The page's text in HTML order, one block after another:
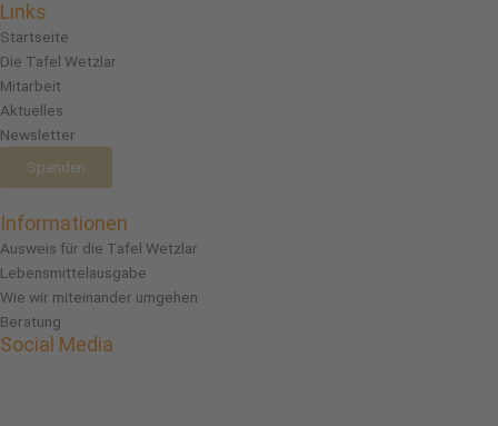
Links
Startseite
Die Tafel Wetzlar
Mitarbeit
Aktuelles
Newsletter
Spenden
Informationen
Ausweis für die Tafel Wetzlar
Lebensmittelausgabe
Wie wir miteinander umgehen
Beratung
Social Media